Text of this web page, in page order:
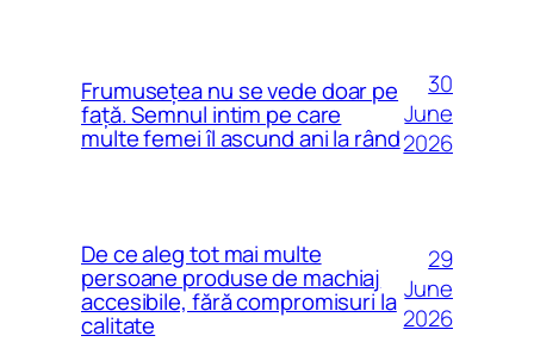
Frumusețea nu se vede doar pe
față. Semnul intim pe care
multe femei îl ascund ani la rând
30
June
2026
De ce aleg tot mai multe
persoane produse de machiaj
accesibile, fără compromisuri la
calitate
29
June
2026